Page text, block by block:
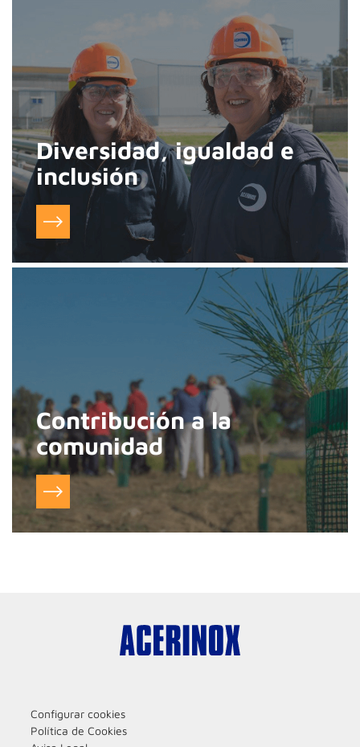
Diversidad, igualdad e
inclusión
Contribución a la
comunidad
Configurar cookies
Política de Cookies